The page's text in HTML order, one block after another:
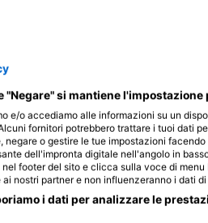
Yoga Perdana
Maluku
offre una
e attrazioni
in questo
Shutterstock-Sergii
Java
Explorers
vulcanica di
Indonesia, e
adiacenti ha
"Negare" si mantiene
e/o accediamo alle informazioni su un
fornitori potrebbero trattare i tuoi dati
negare o gestire le tue impostazioni
dell'impronta digitale nell'angolo in
footer del sito e clicca sulla voce di
nostri partner e non influenzeranno i dati
i dati per analizzare le